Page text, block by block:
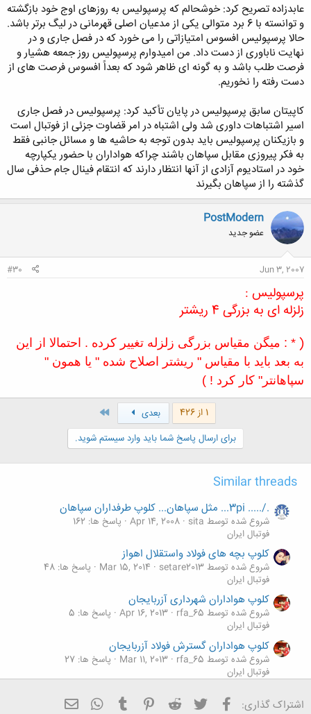
عابدزاده تصریح کرد: خوشحالم که پرسپولیس به روزهای اوج خود بازگشته
و توانسته با 6 برد متوالی یکی از مدعیان اصلی قهرمانی در لیگ برتر باشد.
حالا پرسپولیس افسوس امتیازاتی را می خورد که در فصل جاری و در
نهایت ناباوری از دست داد. من امیدوارم پرسپولیس روز جمعه هشیار و
فرصت طلب باشد و به گونه ای ظاهر شود که بعداً افسوس فرصت های از
دست رفته را نخوریم.
کاپیتان سابق پرسپولیس در پایان تأکید کرد: پرسپولیس در فصل جاری
اسیر اشتباهات داوری شد ولی اشتباه در امر قضاوت جزئی از فوتبال است
و بازیکنان پرسپولیس باید بدون توجه به حاشیه ها و مسائل جانبی فقط
به فکر پیروزی مقابل سپاهان باشند چراکه هواداران با حضور یکپارچه
خود در استادیوم آزادی از آنها انتظار دارند که انتقام فینال جام حذفی سال
گذشته را از سپاهان بگیرند
PostModern
عضو جدید
Jun 3, 2007
#30
پرسپولیس :
زلزله ای به بزرگی 4 ریشتر
( * : میگن مقیاس بزرگی زلزله تغییر کرده . احتمالا از این
به بعد باید با مقیاس " ریشتر اصلاح شده " یا همون "
سپاهانتر" کار کرد ! )
1 از 426 بعدی
برای ارسال پاسخ شما باید وارد سیستم شوید.
Similar threads
./..... 3pi... مثل سپاهان... کلوپ طرفداران سپاهان
شروع شده توسط sita Apr 14, 2008 پاسخ ها: 162
فوتبال ایران
کلوپ بچه های فولاد واستقلال اهواز
شروع شده توسط setare2013 Mar 15, 2014
پاسخ ها: 48
فوتبال ایران
کلوپ هواداران شهرداری آزربایجان
شروع شده توسط rfa_65 Apr 16, 2013 پاسخ ها: 5
فوتبال ایران
کلوپ هواداران گسترش فولاد آزربایجان
شروع شده توسط rfa_65 Mar 11, 2013
پاسخ ها: 27
فوتبال ایران
کلوپ آبیدلان.
شروع شده توسط pesare abidell Dec 12, 2011
پاسخ ها: 54K
اشتراک گذاری: فیسبوک تویتر Reddit
Pinterest
Tumblr
WhatsApp